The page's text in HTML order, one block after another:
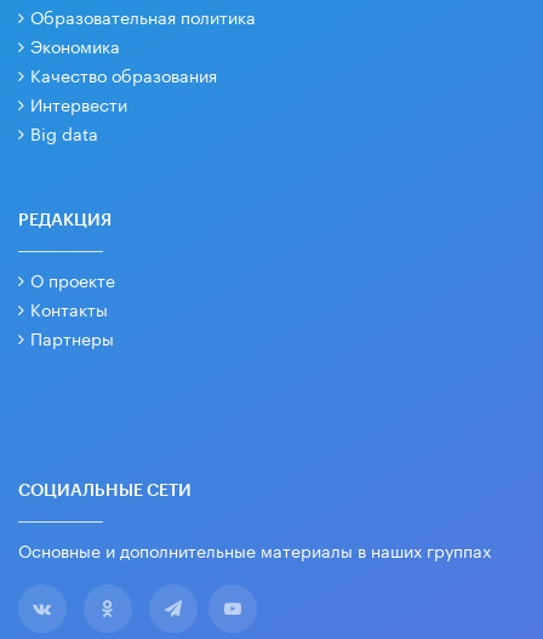
Образовательная политика
Экономика
Качество образования
Интервести
Big data
РЕДАКЦИЯ
О проекте
Контакты
Партнеры
СОЦИАЛЬНЫЕ СЕТИ
Основные и дополнительные материалы в наших группах